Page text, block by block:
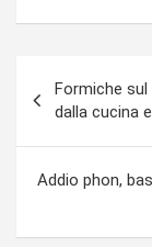
articoli
Formiche
dalla cucina
Addio phon,